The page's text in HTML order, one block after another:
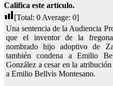
Califica este artículo.
[Total: 0 Average: 0]
Una sentencia de la Audiencia
que el inventor de la
nombrado hijo adoptivo de
también condena a Emilio
González a cesar en la
a Emilio Bellvis Montesano.